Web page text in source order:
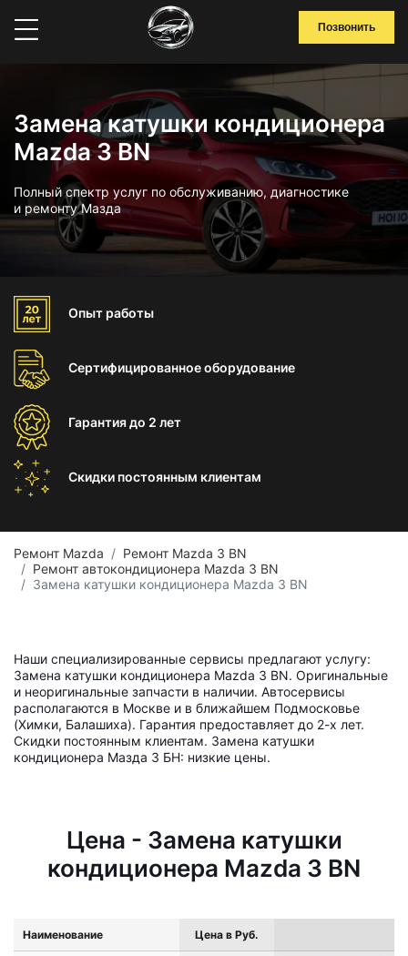
Позвонить
Замена катушки кондиционера
Mazda 3 BN
Полный спектр услуг по обслуживанию, диагностике
и ремонту Мазда
Опыт работы
Сертифицированноеоборудование
Гарантиядо 2 лет
Скидки постоянным клиентам
Ремонт Mazda
Ремонт Mazda 3 BN
Ремонт автокондиционера Mazda 3 BN
Замена катушки кондиционера Mazda 3 BN
Наши специализированные сервисы предлагают услугу:
Замена катушки кондиционера Mazda 3 BN. Оригинальные
и неоригинальные запчасти в наличии. Автосервисы
располагаются в Москве и в ближайшем Подмосковье
(Химки, Балашиха). Гарантия предоставляет до 2-х лет.
Скидки постоянным клиентам. Замена катушки
кондиционера Мазда 3 БН: низкие цены.
Цена - Замена катушки
кондиционера Mazda 3 BN
Наименование Цена в Руб.